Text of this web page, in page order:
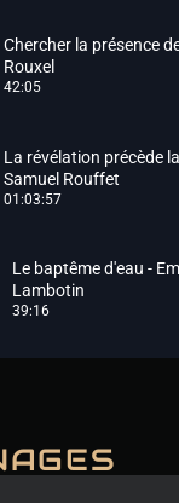
Chercher la présence
Rouxel
42:05
La révélation précède
Samuel Rouffet
01:03:57
Le baptême d'eau -
Lambotin
39:16